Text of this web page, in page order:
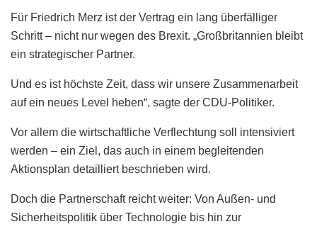
Für Friedrich Merz ist der Vertrag ein lang überfälliger
Schritt – nicht nur wegen des Brexit. „Großbritannien bleibt
ein strategischer Partner.
Und es ist höchste Zeit, dass wir unsere Zusammenarbeit
auf ein neues Level heben“, sagte der CDU-Politiker.
Vor allem die wirtschaftliche Verflechtung soll intensiviert
werden – ein Ziel, das auch in einem begleitenden
Aktionsplan detailliert beschrieben wird.
Doch die Partnerschaft reicht weiter: Von Außen- und
Sicherheitspolitik über Technologie bis hin zur